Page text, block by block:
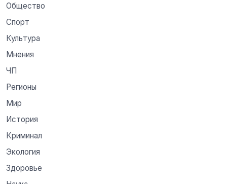
Общество
Спорт
Культура
Мнения
ЧП
Регионы
Мир
История
Криминал
Экология
Здоровье